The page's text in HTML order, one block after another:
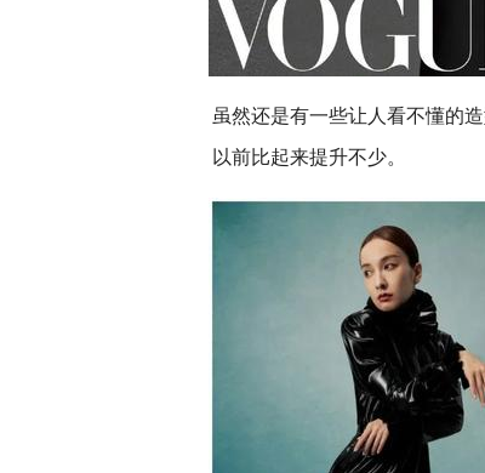
虽然还是有一些让人看不懂的
以前比起来提升不少。